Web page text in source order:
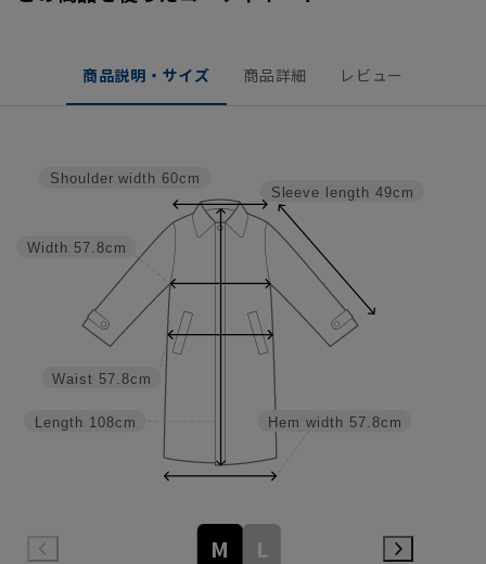
商品説明・サイズ 商品詳細 レビュー
Hem width 57.8cm
Sleeve length 49cm
Length 108cm
Waist 57.8cm
Width 57.8cm
Shoulder width 60cm
M L